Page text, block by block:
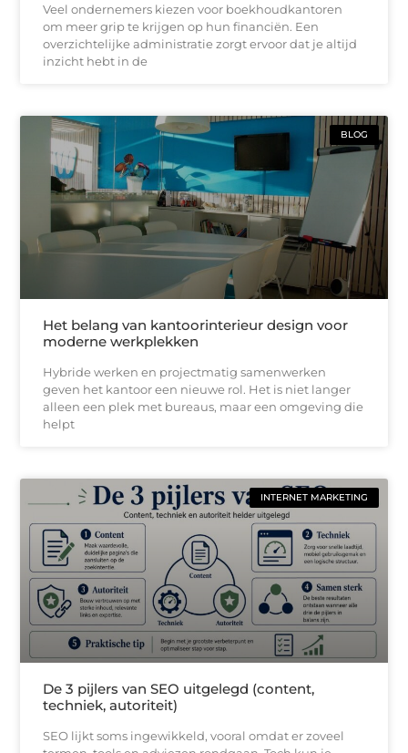
Veel ondernemers kiezen voor boekhoudkantoren
om meer grip te krijgen op hun financiën. Een
overzichtelijke administratie zorgt ervoor dat je altijd
inzicht hebt in de
BLOG
Het belang van kantoorinterieur design voor
moderne werkplekken
Hybride werken en projectmatig samenwerken
geven het kantoor een nieuwe rol. Het is niet langer
alleen een plek met bureaus, maar een omgeving die
helpt
INTERNET MARKETING
De 3 pijlers van SEO uitgelegd (content,
techniek, autoriteit)
SEO lijkt soms ingewikkeld, vooral omdat er zoveel